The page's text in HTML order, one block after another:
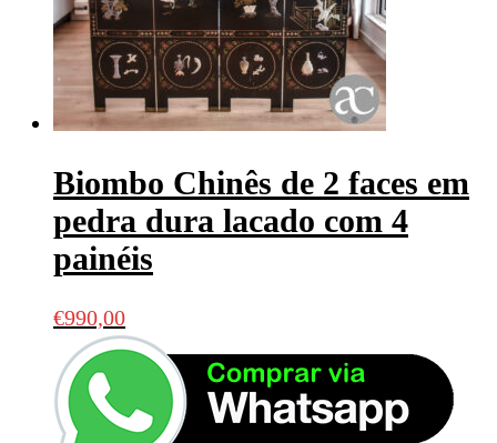
Biombo Chinês de 2 faces em
pedra dura lacado com 4
painéis
€990,00